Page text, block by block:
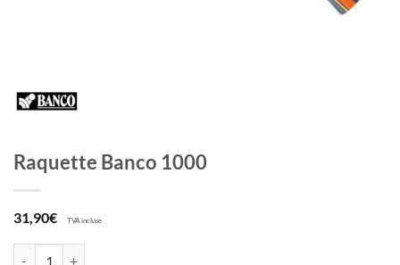
Raquette Banco 1000
31,90€ TVA incluse